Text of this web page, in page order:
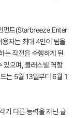
먼트(Starbreeze Enter
자는 최대 4인이 팀을
는 작전을 수행하게 된
있으며, 클래스별 역할
는 5월 13일부터 6월 1
기 다른 능력을 지닌 클